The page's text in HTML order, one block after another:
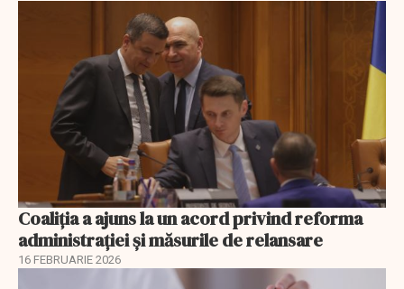
Coaliția a ajuns la un acord privind reforma
administrației și măsurile de relansare
16 FEBRUARIE 2026